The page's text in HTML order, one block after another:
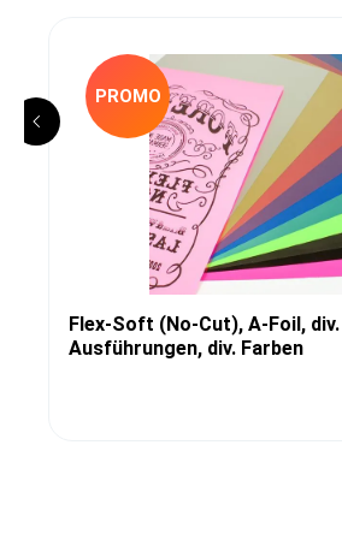
PROMO
Flex-Soft (No-Cut), A-Foil, div.
Ausführungen, div. Farben